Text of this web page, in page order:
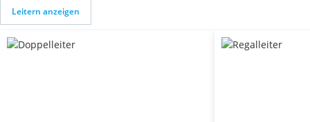
Leitern anzeigen